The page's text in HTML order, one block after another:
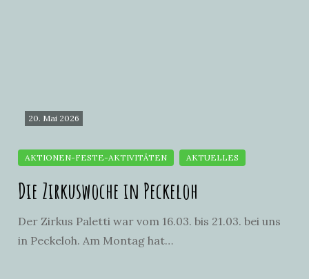
20. Mai 2026
Die Zirkuswoche in Peckeloh
Der Zirkus Paletti war vom 16.03. bis 21.03. bei uns
in Peckeloh. Am Montag hat…